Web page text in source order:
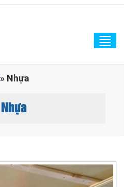
» Nhựa
Nhựa